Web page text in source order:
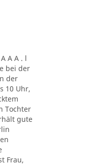
A A . l
bei der
der
10 Uhr,
Tochter
gute
Frau,